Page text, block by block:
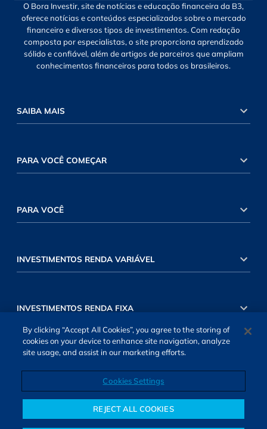
O Bora Investir, site de notícias e educação financeira da B3,
oferece notícias e conteúdos especializados sobre o mercado
financeiro e diversos tipos de investimentos. Com redação
composta por especialistas, o site proporciona aprendizado
sólido e confiável, além de artigos de parceiros que ampliam
conhecimentos financeiros para todos os brasileiros.
SAIBA MAIS
PARA VOCÊ COMEÇAR
PARA VOCÊ
INVESTIMENTOS RENDA VARIÁVEL
INVESTIMENTOS RENDA FIXA
Cookies Settings
By clicking “Accept All Cookies”, you agree to the storing of
cookies on your device to enhance site navigation, analyze
site usage, and assist in our marketing efforts.
Cookies Settings
REJECT ALL COOKIES